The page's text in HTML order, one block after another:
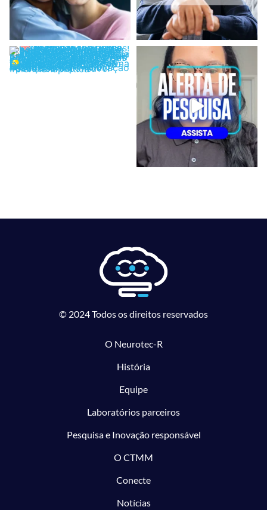
© 2024 Todos os direitos reservados
O Neurotec-R
História
Equipe
Laboratórios parceiros
Pesquisa e Inovação responsável
O CTMM
Conecte
Notícias